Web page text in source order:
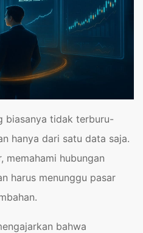
biasanya tidak terburu-
hanya dari satu data saja.
memahami hubungan
harus menunggu pasar
bahwa